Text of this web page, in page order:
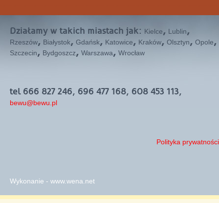
Działamy w takich miastach jak: Kielce, Lublin,
Rzeszów, Białystok, Gdańsk, Katowice, Kraków, Olsztyn, Opole,
Szczecin, Bydgoszcz, Warszawa, Wrocław
tel 666 827 246, 696 477 168, 608 453 113,
bewu@bewu.pl
Polityka prywatności
Wykonanie - www.wena.net